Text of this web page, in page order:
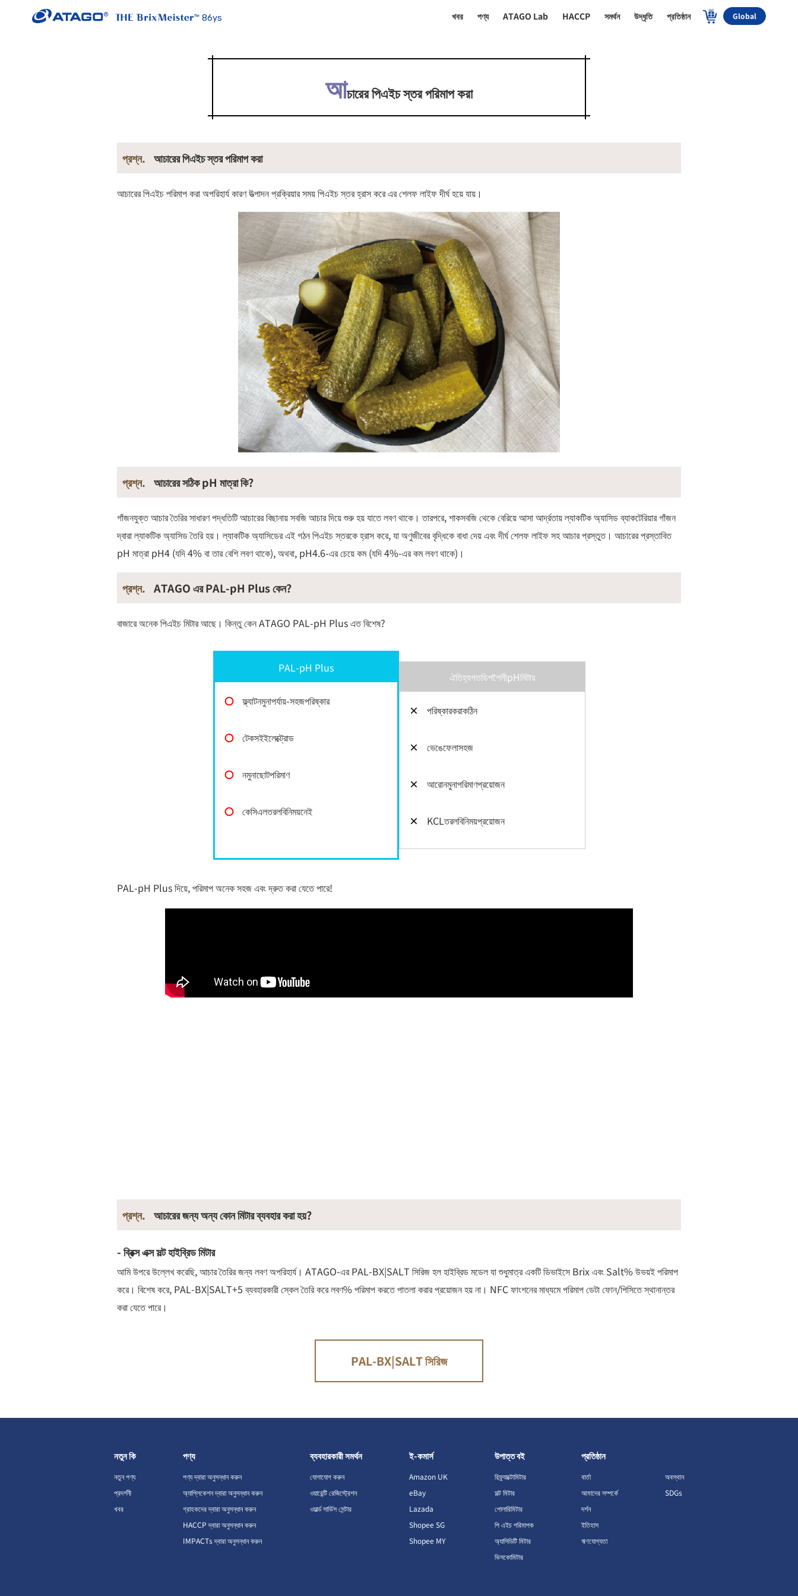
86ys খবর পণ্য ATAGO Lab HACCP সমর্থন উদ্ধৃতি প্রতিষ্ঠান Global
আচারের পিএইচ স্তর পরিমাপ করা
প্রশ্ন. আচারের পিএইচ স্তর পরিমাপ করা
আচারের পিএইচ পরিমাপ করা অপরিহার্য কারণ উত্পাদন প্রক্রিয়ার সময় পিএইচ স্তর হ্রাস করে এর শেলফ লাইফ দীর্ঘ হয়ে যায়।
প্রশ্ন. আচারের সঠিক pH মাত্রা কি?
গাঁজনযুক্ত আচার তৈরির সাধারণ পদ্ধতিটি আচারের বিছানায় সবজি আচার দিয়ে শুরু হয় যাতে লবণ থাকে। তারপরে, শাকসবজি থেকে বেরিয়ে আসা আর্দ্রতায় ল্যাকটিক অ্যাসিড ব্যাকটেরিয়ার গাঁজন
দ্বারা ল্যাকটিক অ্যাসিড তৈরি হয়। ল্যাকটিক অ্যাসিডের এই গঠন পিএইচ স্তরকে হ্রাস করে, যা অণুজীবের বৃদ্ধিকে বাধা দেয় এবং দীর্ঘ শেলফ লাইফ সহ আচার প্রস্তুত। আচারের প্রস্তাবিত
pH মাত্রা pH4 (যদি 4% বা তার বেশি লবণ থাকে), অথবা, pH4.6-এর চেয়ে কম (যদি 4%-এর কম লবণ থাকে)।
প্রশ্ন. ATAGO এর PAL-pH Plus কেন?
বাজারে অনেক পিএইচ মিটার আছে। কিন্তু কেন ATAGO PAL-pH Plus এত বিশেষ?
PAL-pH Plus
〇 ফ্ল্যাটনমুনাপর্যায়-সহজপরিষ্কার
〇 টেকসইইলেক্ট্রোড
〇 নমুনাছোটপরিমাণ
〇 কেসিএলতরলবিনিময়নেই
ঐতিহ্যগতডিপশৈলীpHমিটার
× পরিষ্কারকরাকঠিন
× ভেঙেফেলাসহজ
× আরোনমুনাপরিমাণপ্রয়োজন
× KCLতরলবিনিময়প্রয়োজন
PAL-pH Plus দিয়ে, পরিমাপ অনেক সহজ এবং দ্রুত করা যেতে পারে!
প্রশ্ন. আচারের জন্য অন্য কোন মিটার ব্যবহার করা হয়?
- ব্রিক্স এক্স সল্ট হাইব্রিড মিটার
আমি উপরে উল্লেখ করেছি, আচার তৈরির জন্য লবণ অপরিহার্য। ATAGO-এর PAL-BX|SALT সিরিজ হল হাইব্রিড মডেল যা শুধুমাত্র একটি ডিভাইসে Brix এবং Salt% উভয়ই পরিমাপ
করে। বিশেষ করে, PAL-BX|SALT+5 ব্যবহারকারী স্কেল তৈরি করে লবণ% পরিমাপ করতে পাতলা করার প্রয়োজন হয় না। NFC ফাংশনের মাধ্যমে পরিমাপ ডেটা ফোন/পিসিতে স্থানান্তর
করা যেতে পারে।
PAL-BX|SALT সিরিজ
নতুন কি
নতুন পণ্য
প্রদর্শনী
খবর
পণ্য
পণ্য দ্বারা অনুসন্ধান করুন
অ্যাপ্লিকেশন দ্বারা অনুসন্ধান করুন
গ্রাহকদের দ্বারা অনুসন্ধান করুন
HACCP দ্বারা অনুসন্ধান করুন
IMPACTs দ্বারা অনুসন্ধান করুন
ব্যবহারকারী সমর্থন
যোগাযোগ করুন
ওয়ারেন্টি রেজিস্ট্রেশন
ওয়ার্ল্ড সার্ভিস সেন্টার
ই-কমার্স
Amazon UK
eBay
Lazada
Shopee SG
Shopee MY
উপাত্ত বই
রিফ্র্যাক্টোমিটার
সল্ট মিটার
পোলারিমিটার
পি এইচ পরিমাপক
অ্যাসিডিটি মিটার
ভিসকোমিটার
প্রতিষ্ঠান
বার্তা
আমাদের সম্পর্কে
দর্শন
ইতিহাস
ঋণযোগ্যতা
অবস্থান
SDGs